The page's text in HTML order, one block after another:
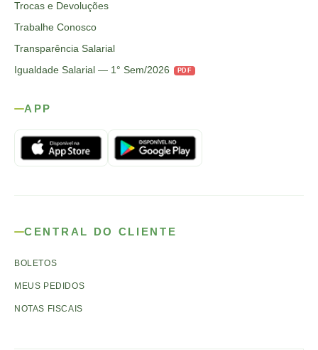
Trocas e Devoluções
Trabalhe Conosco
Transparência Salarial
Igualdade Salarial — 1° Sem/2026
PDF
APP
CENTRAL DO CLIENTE
BOLETOS
MEUS PEDIDOS
NOTAS FISCAIS